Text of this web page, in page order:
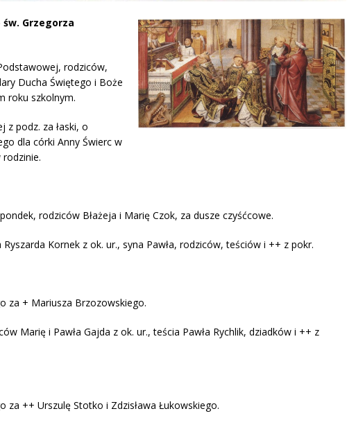
św. Grzegorza
rodziców,
Ducha Świętego i Boże
roku szkolnym.
z podz. za łaski, o
dla córki Anny Świerc w
rodzinie.
rodziców Błażeja i Marię Czok, za dusze czyśćcowe.
Kornek z ok. ur., syna Pawła, rodziców, teściów i ++ z pokr.
za + Mariusza Brzozowskiego.
Marię i Pawła Gajda z ok. ur., teścia Pawła Rychlik, dziadków i ++ z
za ++ Urszulę Stotko i Zdzisława Łukowskiego.